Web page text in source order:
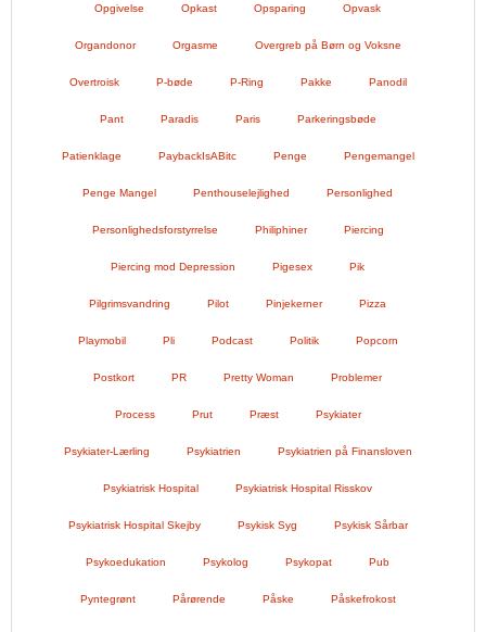
Opgivelse Opkast Opsparing Opvask
Organdonor Orgasme Overgreb på Børn og Voksne
Overtroisk P-bøde P-Ring Pakke Panodil
Pant Paradis Paris Parkeringsbøde
Patienklage PaybackIsABitc Penge Pengemangel
Penge Mangel Penthouselejlighed Personlighed
Personlighedsforstyrrelse Philiphiner Piercing
Piercing mod Depression Pigesex Pik
Pilgrimsvandring Pilot Pinjekerner Pizza
Playmobil Pli Podcast Politik Popcorn
Postkort PR Pretty Woman Problemer
Process Prut Præst Psykiater
Psykiater-Lærling Psykiatrien Psykiatrien på Finansloven
Psykiatrisk Hospital Psykiatrisk Hospital Risskov
Psykiatrisk Hospital Skejby Psykisk Syg Psykisk Sårbar
Psykoedukation Psykolog Psykopat Pub
Pyntegrønt Pårørende Påske Påskefrokost